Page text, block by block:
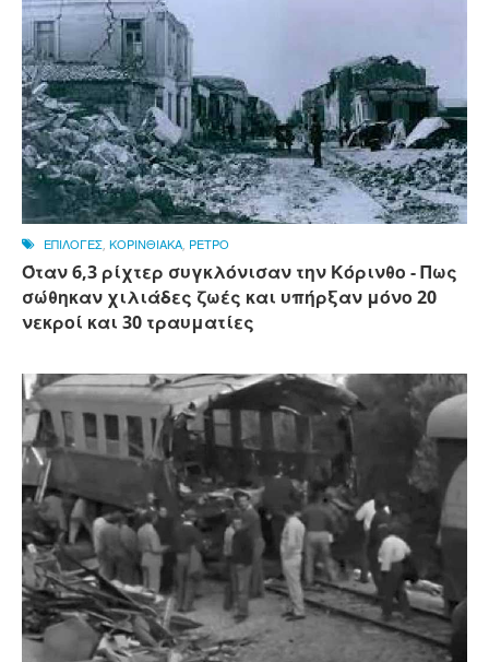
ΕΠΙΛΟΓΕΣ, ΚΟΡΙΝΘΙΑΚΑ, ΡΕΤΡΟ
Όταν 6,3 ρίχτερ συγκλόνισαν την Κόρινθο - Πως
σώθηκαν χιλιάδες ζωές και υπήρξαν μόνο 20
νεκροί και 30 τραυματίες